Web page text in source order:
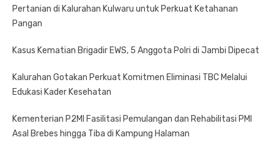
Pertanian di Kalurahan Kulwaru untuk Perkuat Ketahanan
Pangan
Kasus Kematian Brigadir EWS, 5 Anggota Polri di Jambi Dipecat
Kalurahan Gotakan Perkuat Komitmen Eliminasi TBC Melalui
Edukasi Kader Kesehatan
Kementerian P2MI Fasilitasi Pemulangan dan Rehabilitasi PMI
Asal Brebes hingga Tiba di Kampung Halaman